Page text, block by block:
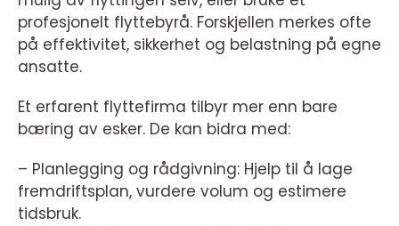
profesjonelt flyttebyrå. Forskjellen merkes ofte
på effektivitet, sikkerhet og belastning på egne
ansatte.
Et erfarent flyttefirma tilbyr mer enn bare
bæring av esker. De kan bidra med:
– Planlegging og rådgivning: Hjelp til å lage
fremdriftsplan, vurdere volum og estimere
tidsbruk.